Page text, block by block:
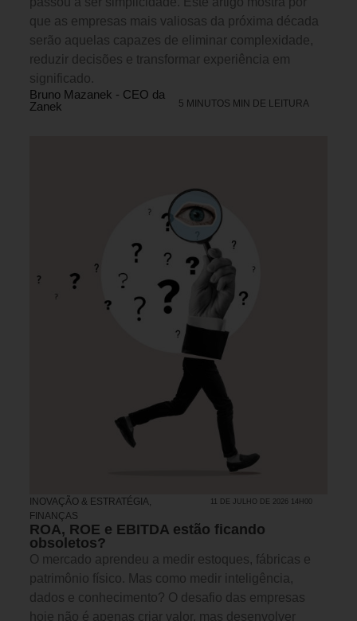
que as empresas mais valiosas da próxima década
serão aquelas capazes de eliminar complexidade,
reduzir decisões e transformar experiência em
significado.
Bruno Mazanek - CEO da
Zanek
5 MINUTOS MIN DE LEITURA
INOVAÇÃO & ESTRATÉGIA,
FINANÇAS
11 DE JULHO DE 2026 14H00
ROA, ROE e EBITDA estão ficando
obsoletos?
O mercado aprendeu a medir estoques, fábricas e
patrimônio físico. Mas como medir inteligência,
dados e conhecimento? O desafio das empresas
hoje não é apenas criar valor, mas desenvolver